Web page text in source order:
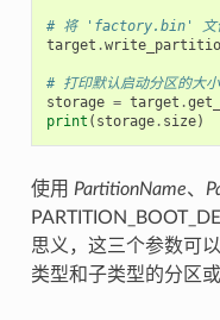
# 将 'factory.bin' 文
target .
# 打印默认启动分区的大小
storage = target .
print ( storage. size)
使用 PartitionName、
思义，这三个参数可
类型和子类型的分区